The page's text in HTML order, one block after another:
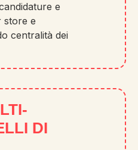
e
store e
centralità dei
DI